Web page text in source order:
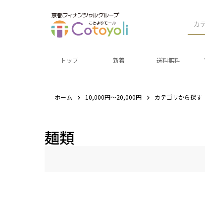
カ
トップ 新着 送料無料
ホーム 10,000円～20,000円 カテゴリから探す
麺類